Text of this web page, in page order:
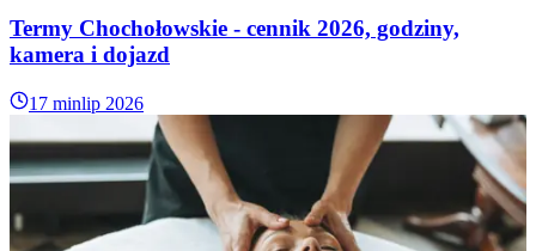
Termy Chochołowskie - cennik 2026, godziny,
kamera i dojazd
17 minlip 2026